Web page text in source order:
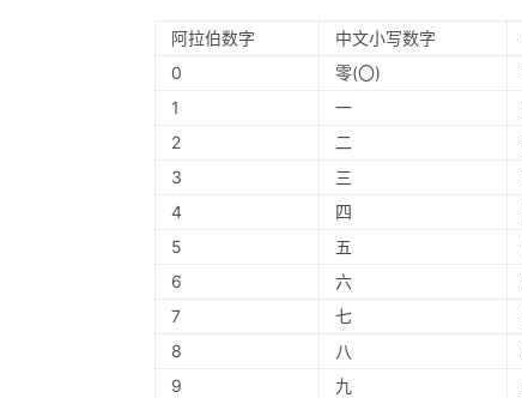
阿拉伯数字 中文小写数字
0
零(〇)
1
一
2
二
3
三
4
四
5
五
6
六
7
七
8
八
9
九